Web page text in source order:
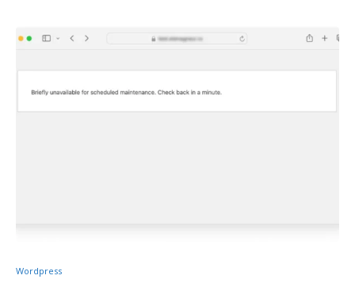
Wordpress